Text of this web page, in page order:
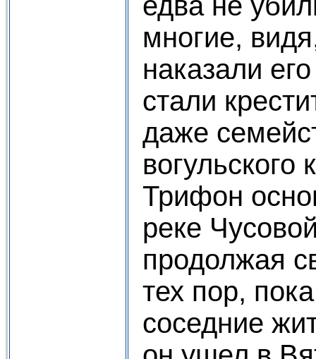
многие,
наказали
стали
даже
вогульского
Трифон
реке
продолжая
тех пор,
соседние